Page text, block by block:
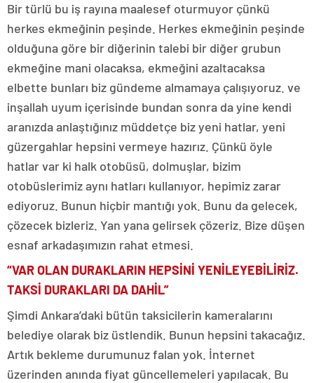
Bir türlü bu iş rayına maalesef oturmuyor çünkü
herkes ekmeğinin peşinde. Herkes ekmeğinin peşinde
olduğuna göre bir diğerinin talebi bir diğer grubun
ekmeğine mani olacaksa, ekmeğini azaltacaksa
elbette bunları biz gündeme almamaya çalışıyoruz. ve
inşallah uyum içerisinde bundan sonra da yine kendi
aranızda anlaştığınız müddetçe biz yeni hatlar, yeni
güzergahlar hepsini vermeye hazırız. Çünkü öyle
hatlar var ki halk otobüsü, dolmuşlar, bizim
otobüslerimiz aynı hatları kullanıyor, hepimiz zarar
ediyoruz. Bunun hiçbir mantığı yok. Bunu da gelecek,
çözecek bizleriz. Yan yana gelirsek çözeriz. Bize düşen
esnaf arkadaşımızın rahat etmesi.
“VAR OLAN DURAKLARIN HEPSİNİ YENİLEYEBİLİRİZ.
TAKSİ DURAKLARI DA DAHİL”
Şimdi Ankara’daki bütün taksicilerin kameralarını
belediye olarak biz üstlendik. Bunun hepsini takacağız.
Artık bekleme durumunuz falan yok. İnternet
üzerinden anında fiyat güncellemeleri yapılacak. Bu